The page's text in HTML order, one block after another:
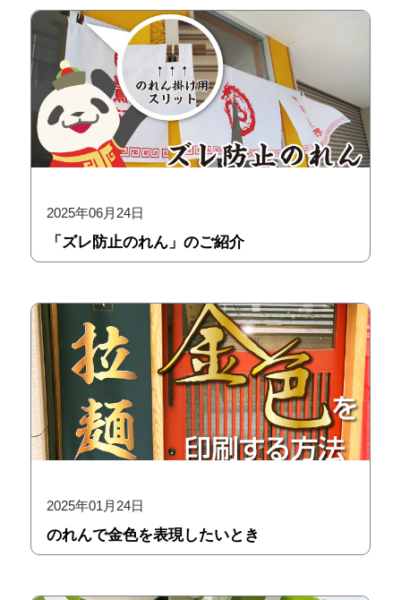
2025年06月24日
「ズレ防止のれん」のご紹介
2025年01月24日
のれんで金色を表現したいとき